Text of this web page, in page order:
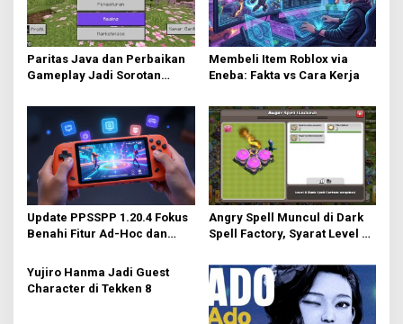
Paritas Java dan Perbaikan
Gameplay Jadi Sorotan
26.40
Membeli Item Roblox via
Eneba: Fakta vs Cara Kerja
Update PPSSPP 1.20.4 Fokus
Benahi Fitur Ad-Hoc dan
GPU Baru
Angry Spell Muncul di Dark
Spell Factory, Syarat Level 8
Yujiro Hanma Jadi Guest
Character di Tekken 8